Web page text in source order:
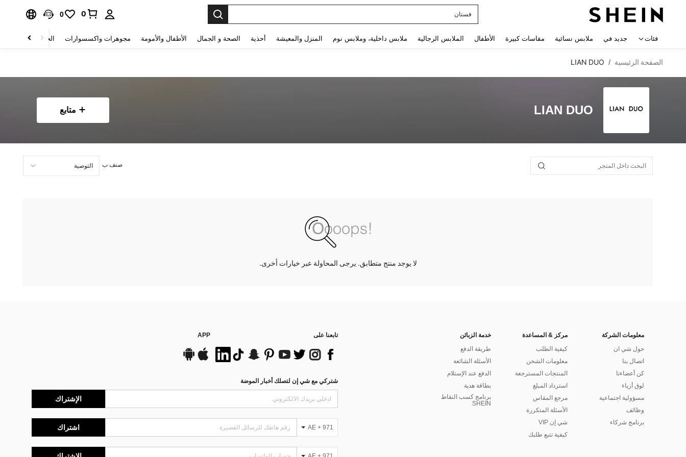
فستان
0
0
فئات جديد في ملابس نسائية مقاسات كبيرة الأطفال الملابس الرجالية ملابس داخلية، وملابس نوم المنزل والمعيشة أحذية الصحة و الجمال الأطفال والأمومة مجوهرات واكسسوارات الحقائب والأمتعة
الصفحة الرئيسية /
LIAN DUO
LIAN DUO متابع
صنف ب
لا يوجد منتج متطابق. يرجى المحاولة عبر خيارات أخرى.
معلومات الشركة
حول شي ان
اتصال بنا
كن أعضاءنا
لوق أزياء
مسؤولية اجتماعية
وظائف
برنامج شركاء
مركز & المساعدة
كيفية الطلب
معلومات الشحن
المنتجات المسترجعة
استرداد المبلغ
مرجع المقاس
الأسئلة المتكررة
شي إن VIP
كيفية تتبع طلبك
خدمة الزبائن
طريقة الدفع
الأسئلة الشائعة
الدفع عند الإستلام
بطاقة هدية
برنامج كسب النقاط
SHEIN
تابعنا على APP
شتركي مع شي إن لتصلك أخبار الموضة
الإشتراك
AE + 971 اشتراك